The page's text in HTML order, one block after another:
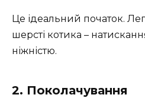
Це ідеальний початок.
шерсті котика –
ніжністю.
2. Поколачування